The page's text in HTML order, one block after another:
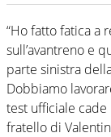
“Ho fatto fatica a
sull’avantreno e
parte sinistra
Dobbiamo
test ufficiale
fratello di